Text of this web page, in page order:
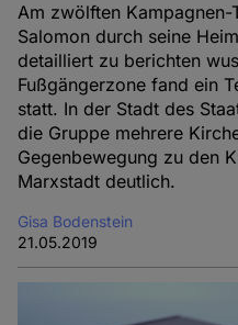
Am zwölften
Salomon durch seine
detailliert zu berichten
Fußgängerzone fand ein
statt. In der Stadt des
die Gruppe mehrere
Gegenbewegung zu den
Marxstadt deutlich.
Gisa Bodenstein
21.05.2019